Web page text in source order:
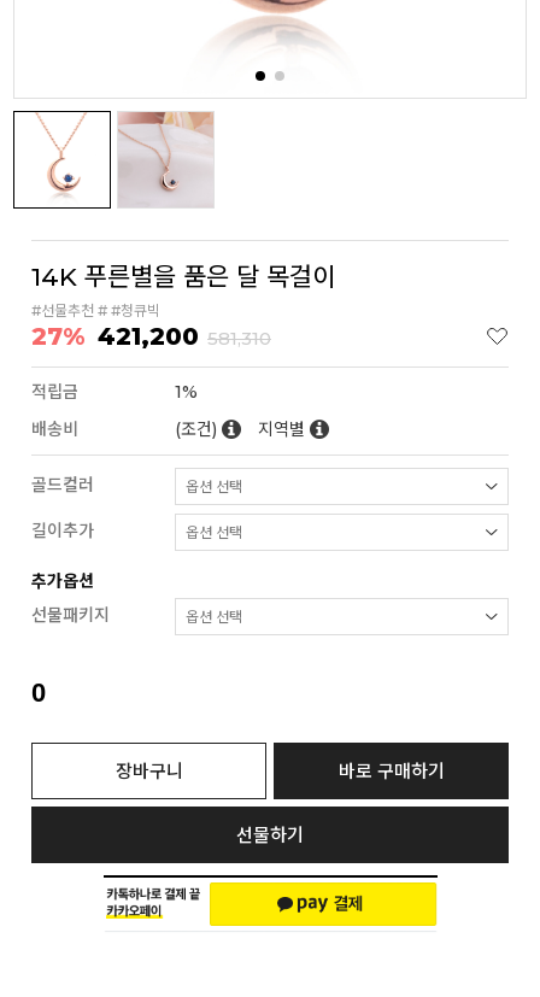
14K 푸른별을 품은 달 목걸이
#선물추천 # #청큐빅
27% 421,200 581,310
적립금
1%
배송비
(조건) 지역별
골드컬러
길이추가
추가옵션
선물패키지
0
장바구니 바로 구매하기
선물하기